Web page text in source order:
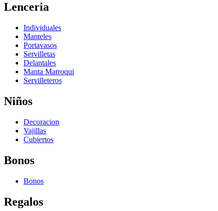
Lenceria
Individuales
Manteles
Portavasos
Servilletas
Delantales
Manta Marroqui
Servilleteros
Niños
Decoracion
Vajillas
Cubiertos
Bonos
Bonos
Regalos